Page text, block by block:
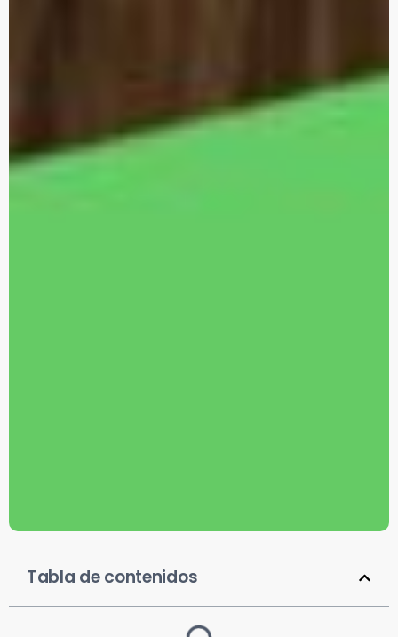
Tabla de contenidos